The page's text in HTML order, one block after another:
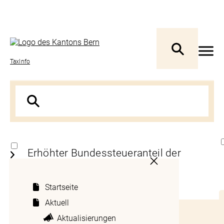
TaxInfo
Startseite
Aktuell
Aktualisierungen
Erhöhter Bundessteueranteil der
1 Grundsatz
Inhaltsverzeichnis